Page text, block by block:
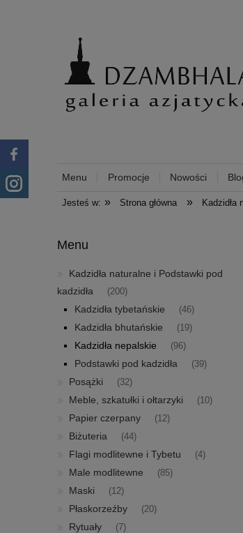
Menu Promocje Nowości
Jesteś w: » Strona główna » Kadzidła
Menu
Kadzidła naturalne i Podstawki pod
kadzidła
(200)
Kadzidła tybetańskie (46)
Kadzidła bhutańskie (19)
Kadzidła nepalskie (96)
Podstawki pod kadzidła (39)
Posążki (32)
Meble, szkatułki i ołtarzyki (10)
Papier czerpany (12)
Biżuteria (44)
Flagi modlitewne i Tybetu (4)
Male modlitewne (85)
Maski (12)
Płaskorzeźby (20)
Rytuały (7)